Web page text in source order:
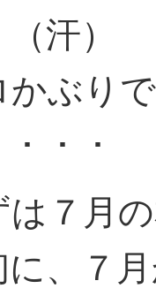
汗）
かぶり
・・・
は７月
に、７